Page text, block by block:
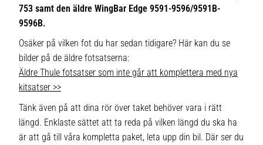
753 samt den äldre WingBar Edge 9591-9596/9591B-
9596B.
Osäker på vilken fot du har sedan tidigare? Här kan du se
bilder på de äldre fotsatserna:
Äldre Thule fotsatser som inte går att komplettera med nya
kitsatser >>
Tänk även på att dina rör över taket behöver vara i rätt
längd. Enklaste sättet att ta reda på vilken längd du ska ha
är att gå till våra kompletta paket, leta upp din bil. Där ser du